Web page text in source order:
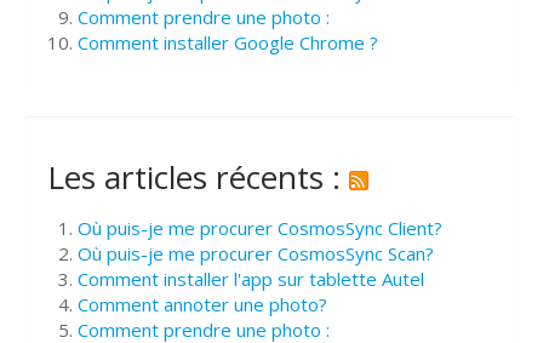
Comment prendre une photo :
Comment installer Google Chrome ?
Les articles récents :
Où puis-je me procurer CosmosSync Client?
Où puis-je me procurer CosmosSync Scan?
Comment installer l'app sur tablette Autel
Comment annoter une photo?
Comment prendre une photo :